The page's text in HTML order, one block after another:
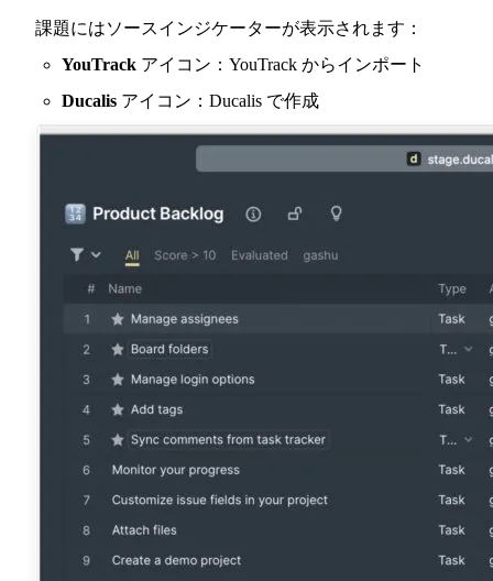
課題にはソースインジケーターが表示されます：
YouTrack アイコン：YouTrack からインポート
Ducalis アイコン： Ducalis で作成